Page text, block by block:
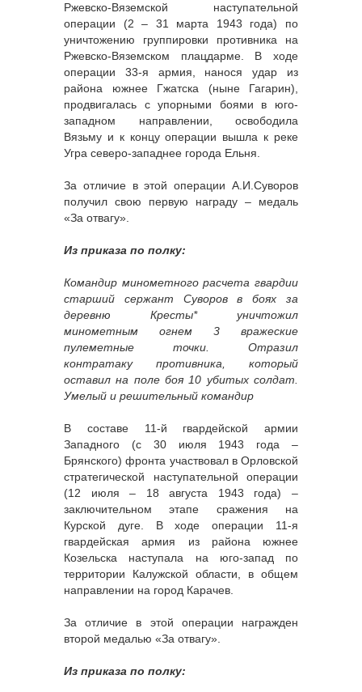
Ржевско-Вяземской наступательной
операции (2 – 31 марта 1943 года) по
уничтожению группировки противника на
Ржевско-Вяземском плацдарме. В ходе
операции 33-я армия, нанося удар из
района южнее Гжатска (ныне Гагарин),
продвигалась с упорными боями в юго-
западном направлении, освободила
Вязьму и к концу операции вышла к реке
Угра северо-западнее города Ельня.
За отличие в этой операции А.И.Суворов
получил свою первую награду – медаль
«За отвагу».
Из приказа по полку:
Командир минометного расчета гвардии
старший сержант Суворов в боях за
деревню Кресты* уничтожил
минометным огнем 3 вражеские
пулеметные точки. Отразил
контратаку противника, который
оставил на поле боя 10 убитых солдат.
Умелый и решительный командир
В составе 11-й гвардейской армии
Западного (с 30 июля 1943 года –
Брянского) фронта участвовал в Орловской
стратегической наступательной операции
(12 июля – 18 августа 1943 года) –
заключительном этапе сражения на
Курской дуге. В ходе операции 11-я
гвардейская армия из района южнее
Козельска наступала на юго-запад по
территории Калужской области, в общем
направлении на город Карачев.
За отличие в этой операции награжден
второй медалью «За отвагу».
Из приказа по полку: